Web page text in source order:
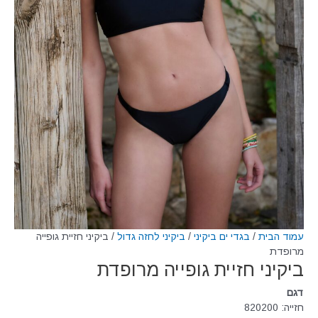
עמוד הבית / בגדי ים ביקיני / ביקיני לחזה גדול / ביקיני חזיית גופייה
מרופדת
ביקיני חזיית גופייה מרופדת
דגם
חזייה: 820200